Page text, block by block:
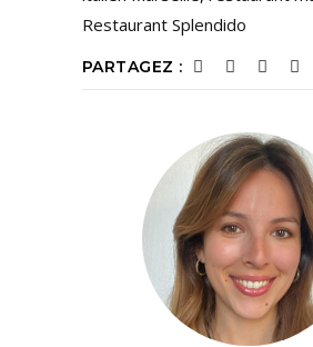
Restaurant Splendido
PARTAGEZ :